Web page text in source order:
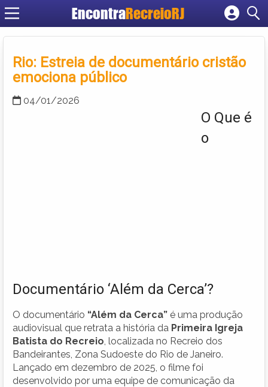
EncontraRecreioRJ
Cadastrar empresa
Criar conta
Rio: Estreia de documentário cristão
emociona público
04/01/2026
O Que é
o
Documentário ‘Além da Cerca’?
O documentário “Além da Cerca” é uma produção
audiovisual que retrata a história da Primeira Igreja
Batista do Recreio , localizada no Recreio dos
Bandeirantes, Zona Sudoeste do Rio de Janeiro.
Lançado em dezembro de 2025, o filme foi
desenvolvido por uma equipe de comunicação da